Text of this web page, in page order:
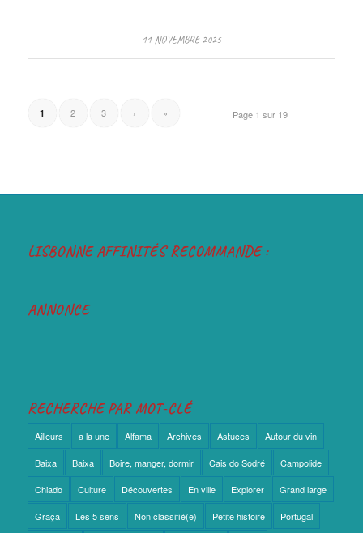
11 NOVEMBRE 2025
Page 1 sur 19
1 2 3 › »
LISBONNE AFFINITÉS RECOMMANDE :
ANNONCE
RECHERCHE PAR MOT-CLÉ
Ailleurs a la une Alfama Archives Astuces Autour du vin
Baixa Baixa Boire, manger, dormir Cais do Sodré Campolide
Chiado Culture Découvertes En ville Explorer Grand large
Graça Les 5 sens Non classifié(e) Petite histoire Portugal